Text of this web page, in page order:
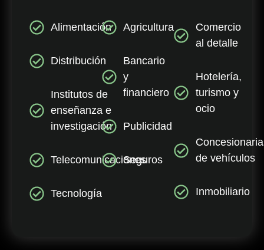
Alimentación
Distribución
Institutos de
enseñanza e
investigación
Telecomunicaciones
Tecnología
Agricultura
Bancario
y
financiero
Publicidad
Seguros
Comercio
al detalle
Hotelería,
turismo y
ocio
de vehículos
Inmobiliario